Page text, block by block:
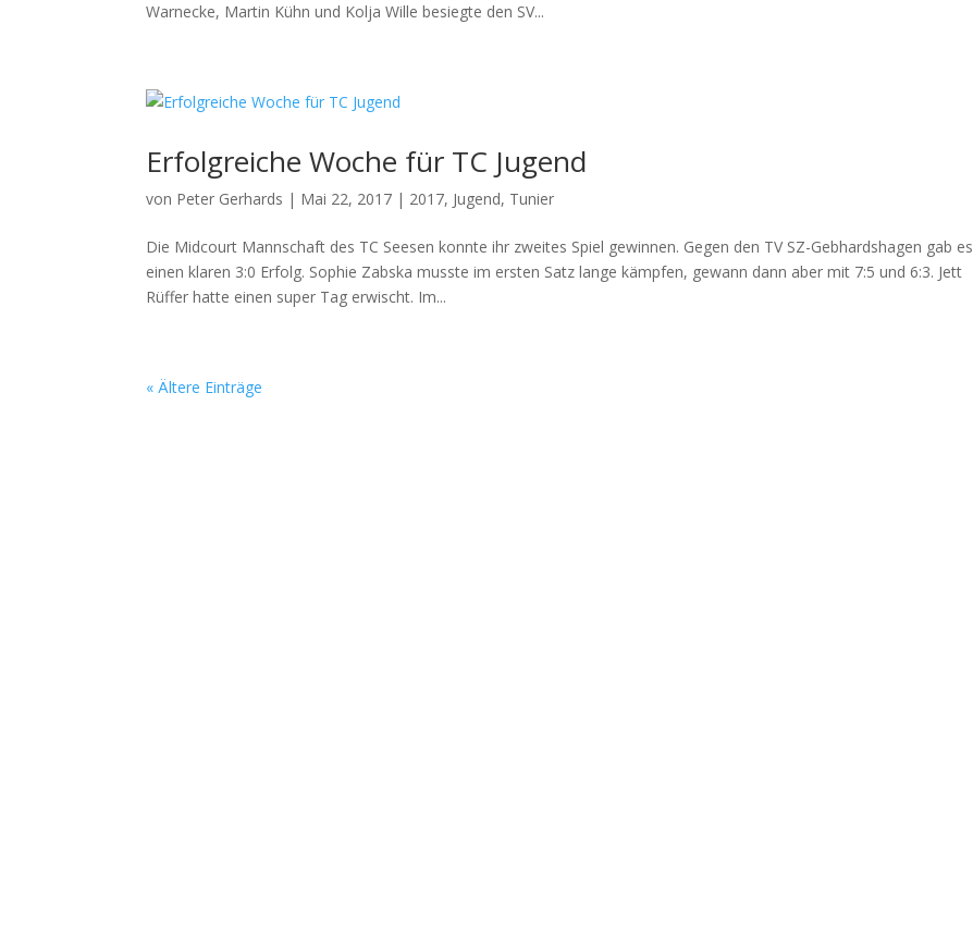
Warnecke, Martin Kühn und Kolja Wille besiegte den SV...
Erfolgreiche Woche für TC Jugend
von Peter Gerhards | Mai 22, 2017 | 2017, Jugend, Tunier
Die Midcourt Mannschaft des TC Seesen konnte ihr zweites Spiel gewinnen. Gegen den TV SZ-Gebhardshagen gab es
einen klaren 3:0 Erfolg. Sophie Zabska musste im ersten Satz lange kämpfen, gewann dann aber mit 7:5 und 6:3. Jett
Rüffer hatte einen super Tag erwischt. Im...
« Ältere Einträge